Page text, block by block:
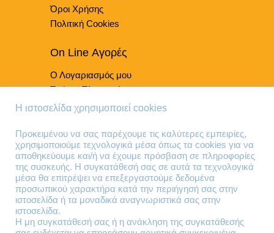
Όροι Χρήσης
Πολιτική Cookies
On Line Αγορές
Ο Λογαριασμός μου
Τρόποι Πληρωμής
Τρόποι Παράδοσης
Τηλέφωνα Επικοινωνίας
210 41 13 636
210 41 13 280
Διεύθυνση
Η ιστοσελίδα χρησιμοποιεί cookies
Προκειμένου να σας παρέχουμε τις καλύτερες εμπειρίες,
χρησιμοποιούμε τεχνολογικά μέσα όπως τα cookies για να
αποθηκεύουμε και/ή να έχουμε πρόσβαση σε πληροφορίες
της συσκευής. Η συγκατάθεσή σας σε αυτά τα τεχνολογικά
μέσα θα επιτρέψει να επεξεργαστούμε δεδομένα
προσωπικού χαρακτήρα κατά την περιήγησή σας στην
ιστοσελίδα ή τα μοναδικά αναγνωριστικά σας στην
ιστοσελίδα.
Η μη συγκατάθεσή σας ή η ανάκληση της συγκατάθεσής